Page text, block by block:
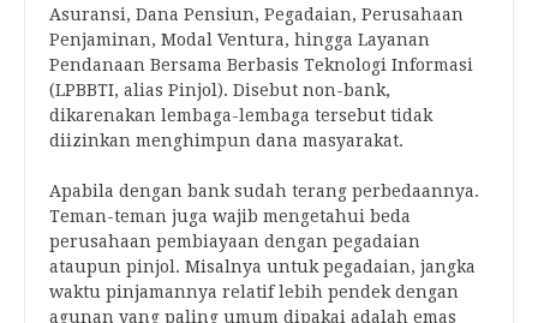
Asuransi, Dana Pensiun, Pegadaian, Perusahaan
Penjaminan, Modal Ventura, hingga Layanan
Pendanaan Bersama Berbasis Teknologi Informasi
(LPBBTI, alias Pinjol). Disebut non-bank,
dikarenakan lembaga-lembaga tersebut tidak
diizinkan menghimpun dana masyarakat.
Apabila dengan bank sudah terang perbedaannya.
Teman-teman juga wajib mengetahui beda
perusahaan pembiayaan dengan pegadaian
ataupun pinjol. Misalnya untuk pegadaian, jangka
waktu pinjamannya relatif lebih pendek dengan
agunan yang paling umum dipakai adalah emas